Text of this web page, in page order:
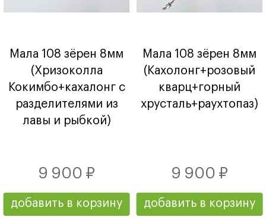
Мала 108 зёрен 8мм
(Хризоколла
Кокимбо+кахалонг с
разделителями из
лавы и рыбкой)
9 900 ₽
добавить в корзину
Мала 108 зёрен 8мм
(Кахолонг+розовый
кварц+горный
хрусталь+раухтопаз)
9 900 ₽
добавить в корзину